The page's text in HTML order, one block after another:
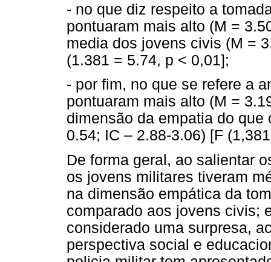
- no que diz respeito a
pontuaram mais alto (M =
media dos jovens civis (M =
(1.381 = 5.74, p < 0,01];
- por fim, no que se refere a
pontuaram mais alto (M =
dimensão da empatia do
0.54; IC – 2.88-3.06) [F
De forma geral, ao salientar
os jovens militares tiveram
na dimensão empática da
comparado aos jovens civis;
considerado uma surpresa,
perspectiva social e